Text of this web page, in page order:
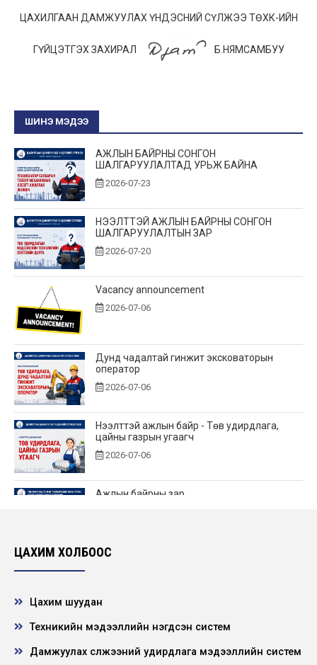
ЦАХИЛГААН ДАМЖУУЛАХ ҮНДЭСНИЙ СҮЛЖЭЭ ТӨХК-ИЙН
ГҮЙЦЭТГЭХ ЗАХИРАЛ Б.НЯМСАМБУУ
ШИНЭ МЭДЭЭ
АЖЛЫН БАЙРНЫ СОНГОН
ШАЛГАРУУЛАЛТАД УРЬЖ БАЙНА
2026-07-23
НЭЭЛТТЭЙ АЖЛЫН БАЙРНЫ СОНГОН
ШАЛГАРУУЛАЛТЫН ЗАР
2026-07-20
Vacancy announcement
2026-07-06
Дунд чадалтай гинжит эксковаторын
оператор
2026-07-06
Нээлттэй ажлын байр - Төв удирдлага,
цайны газрын угаагч
2026-07-06
Ажлын байрны зар
НЭЭЛТТЭЙ АЖЛЫН БАЙРНЫ СОНГОН
2026-06-21
ЦАХИМ ХОЛБООС
Цахим шуудан
Техникийн мэдээллийн нэгдсэн систем
Дамжуулах сүлжээний удирдлага мэдээллийн систем